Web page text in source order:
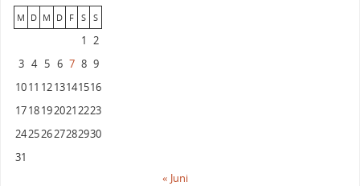
M D M D F S S
1 2
3 4 5 6 7 8 9
1011 1213141516
17181920212223
24252627282930
31
« Juni